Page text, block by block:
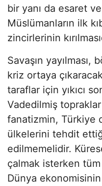
bir yanı da esaret
Müslümanların ilk
zincirlerinin
Savaşın yayılması,
kriz ortaya
taraflar için yıkıcı
Vadedilmiş
fanatizmin, Türkiye
ülkelerini tehdit
edilmemelidir.
çalmak isterken
Dünya